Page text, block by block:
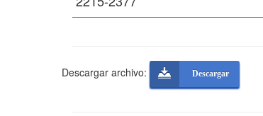
Descargar archivo: Descargar